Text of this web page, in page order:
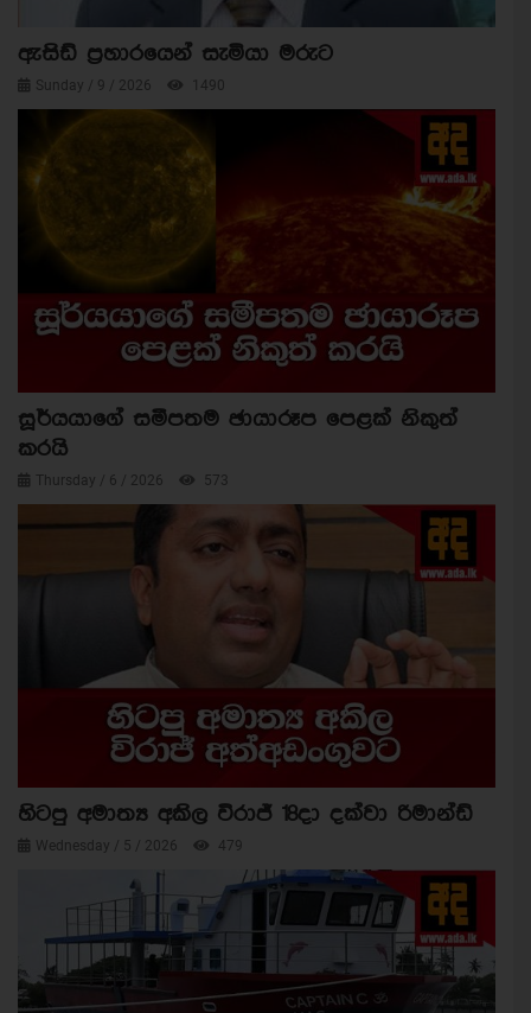
ඇසිඩ් ප්‍රහාරයෙන් සැමියා මරුට
Sunday / 9 / 2026 1490
සූර්යයාගේ සමීපතම ඡායාරූප පෙළක් නිකුත්
කරයි
Thursday / 6 / 2026 573
හිටපු අමාත්‍ය අකිල විරාජ් 18දා දක්වා රිමාන්ඩ්
Wednesday / 5 / 2026 479